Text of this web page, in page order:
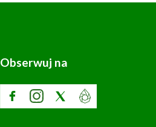
Obserwuj na